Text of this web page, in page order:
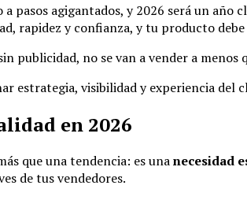
pasos agigantados, y 2026 será un año
rapidez y confianza, y tu producto
publicidad, no se van a vender a menos
estrategia, visibilidad y experiencia del
en 2026
que una tendencia: es unanecesidad
de tus vendedores.